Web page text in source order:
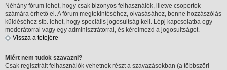
Néhány fórum lehet, hogy csak bizonyos felhasználók, illetve csoportok
számára érhető el. A fórum megtekintéséhez, olvasásához, benne hozzászólás
küldéséhez stb. lehet, hogy speciális jogosultság kell. Lépj kapcsolatba egy
moderátorral vagy egy adminisztrátorral, és kérelmezd a jogosultságot.
Vissza a tetejére
Miért nem tudok szavazni?
Csak regisztrált felhasználók vehetnek részt a szavazásokban (a többszöri